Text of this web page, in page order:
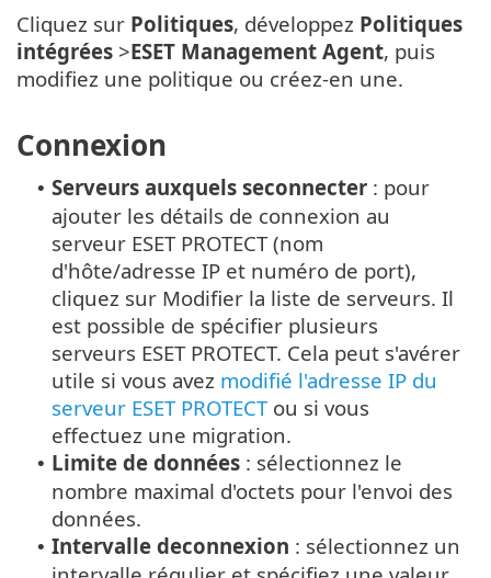
Cliquez sur Politiques, développez Politiques
intégrées >ESET Management Agent, puis
modifiez une politique ou créez-en une.
Connexion
• Serveurs auxquels seconnecter : pour
ajouter les détails de connexion au
serveur ESET PROTECT (nom
d'hôte/adresse IP et numéro de port),
cliquez sur Modifier la liste de serveurs. Il
est possible de spécifier plusieurs
serveurs ESET PROTECT. Cela peut s'avérer
utile si vous avez modifié l'adresse IP du
serveur ESET PROTECTou si vous
effectuez une migration.
• Limite de données : sélectionnez le
nombre maximal d'octets pour l'envoi des
données.
• Intervalle deconnexion : sélectionnez un